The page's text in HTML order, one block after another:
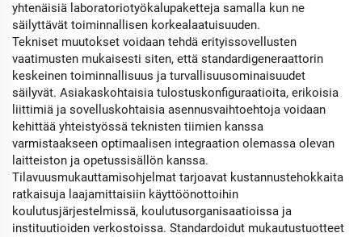
yhtenäisiä laboratoriotyökalupaketteja samalla kun ne
säilyttävät toiminnallisen korkealaatuisuuden.
Tekniset muutokset voidaan tehdä erityissovellusten
vaatimusten mukaisesti siten, että standardigeneraattorin
keskeinen toiminnallisuus ja turvallisuusominaisuudet
säilyvät. Asiakaskohtaisia tulostuskonfiguraatioita, erikoisia
liittimiä ja sovelluskohtaisia asennusvaihtoehtoja voidaan
kehittää yhteistyössä teknisten tiimien kanssa
varmistaakseen optimaalisen integraation olemassa olevan
laitteiston ja opetussisällön kanssa.
Tilavuusmukauttamisohjelmat tarjoavat kustannustehokkaita
ratkaisuja laajamittaisiin käyttöönottoihin
koulutusjärjestelmissä, koulutusorganisaatioissa ja
instituutioiden verkostoissa. Standardoidut mukautustuotteet